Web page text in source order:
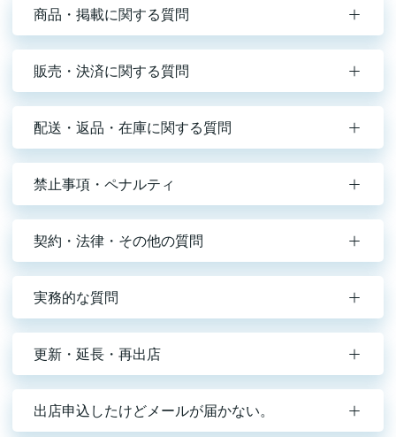
商品・掲載に関する質問
販売・決済に関する質問
配送・返品・在庫に関する質問
禁止事項・ペナルティ
契約・法律・その他の質問
実務的な質問
更新・延長・再出店
出店申込したけどメールが届かない。